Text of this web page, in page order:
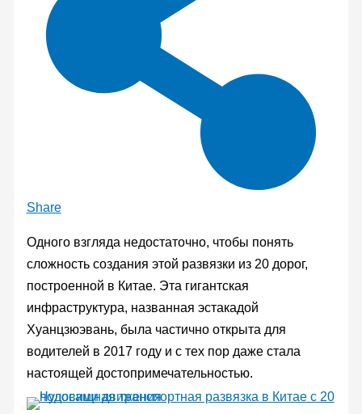
Share
Одного взгляда недостаточно, чтобы понять
сложность создания этой развязки из 20 дорог,
построенной в Китае. Эта гигантская
инфраструктура, названная эстакадой
Хуанцзюэвань, была частично открыта для
водителей в 2017 году и с тех пор даже стала
настоящей достопримечательностью.